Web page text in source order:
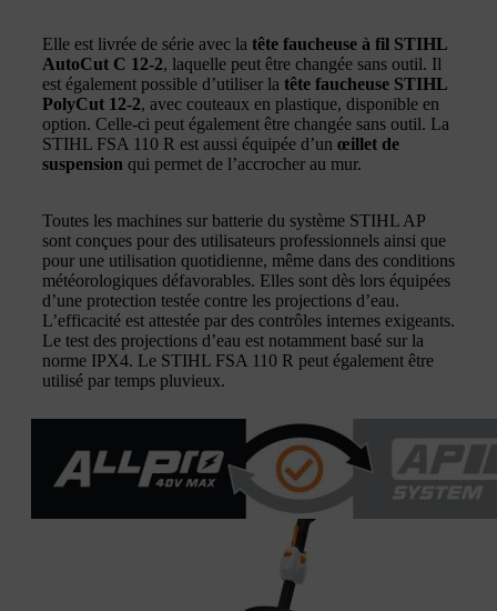
Elle est livrée de série avec la tête faucheuse à fil STIHL
AutoCut C 12-2, laquelle peut être changée sans outil. Il
est également possible d’utiliser la tête faucheuse STIHL
PolyCut 12-2, avec couteaux en plastique, disponible en
option. Celle-ci peut également être changée sans outil. La
STIHL FSA 110 R est aussi équipée d’un œillet de
suspension qui permet de l’accrocher au mur.
Toutes les machines sur batterie du système STIHL AP
sont conçues pour des utilisateurs professionnels ainsi que
pour une utilisation quotidienne, même dans des conditions
météorologiques défavorables. Elles sont dès lors équipées
d’une protection testée contre les projections d’eau.
L’efficacité est attestée par des contrôles internes exigeants.
Le test des projections d’eau est notamment basé sur la
norme IPX4. Le STIHL FSA 110 R peut également être
utilisé par temps pluvieux.